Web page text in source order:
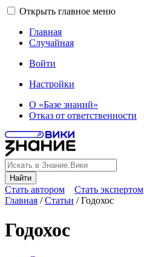
Открыть главное меню
Главная
Случайная
Войти
Настройки
О «Базе знаний»
Отказ от ответственности
Найти
Стать автором
Стать экспертом
Главная /Статьи /Годохос
Годохос